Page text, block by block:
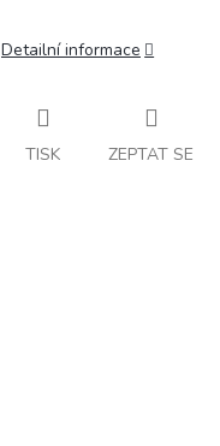
Detailní informace
TISK ZEPTAT SE